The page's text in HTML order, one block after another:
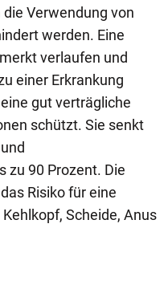
Verwendung von
werden. Eine
verlaufen und
einer Erkrankung
gut verträgliche
schützt. Sie senkt
zu 90 Prozent. Die
Risiko für eine
Scheide, Anus